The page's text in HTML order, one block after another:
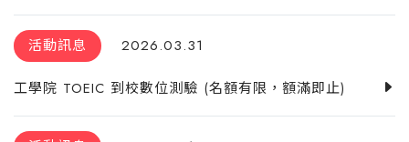
活動訊息 2026.03.31
工學院 TOEIC 到校數位測驗 (名額有限，額滿即止)